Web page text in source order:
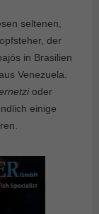
seltenen,
der
in Brasilien
Venezuela.
oder
einige